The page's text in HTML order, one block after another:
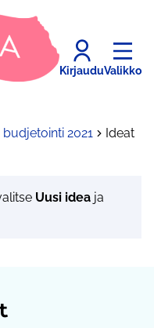
KirjauduValikko
2021 Ideat
Uusi idea ja